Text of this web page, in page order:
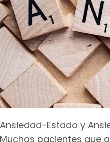
Ansiedad-Estado y
Muchos pacientes que